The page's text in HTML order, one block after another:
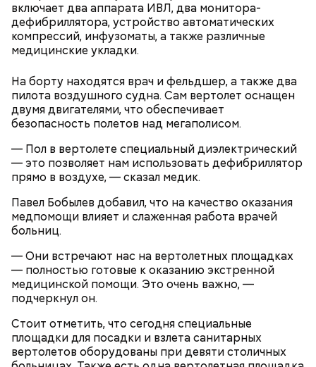
включает два аппарата ИВЛ, два монитора-
дефибриллятора, устройство автоматических
компрессий, инфузоматы, а также различные
медицинские укладки.
На борту находятся врач и фельдшер, а также два
пилота воздушного судна. Сам вертолет оснащен
двумя двигателями, что обеспечивает
безопасность полетов над мегаполисом.
— Пол в вертолете специальный диэлектрический
— это позволяет нам использовать дефибриллятор
прямо в воздухе, — сказал медик.
Павел Бобылев добавил, что на качество оказания
медпомощи влияет и слаженная работа врачей
больниц.
— Они встречают нас на вертолетных площадках
— полностью готовые к оказанию экстренной
медицинской помощи. Это очень важно, —
подчеркнул он.
Стоит отметить, что сегодня специальные
площадки для посадки и взлета санитарных
вертолетов оборудованы при девяти столичных